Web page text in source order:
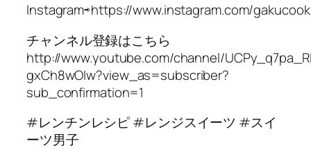
Instagram⇨https://www.instagram.com/
チャンネル登録はこちら
http://www.youtube.com/channel/
gxCh8wOIw?view_as=subscriber?
sub_confirmation=1
#レンチンレシピ #レンジスイーツ #スイ
ーツ男子